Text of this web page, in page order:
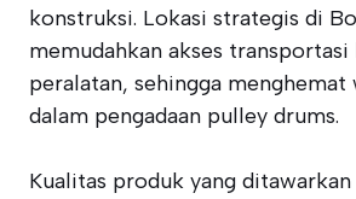
konstruksi. Lokasi strategis di
memudahkan akses transportasi
peralatan, sehingga menghemat
dalam pengadaan pulley drums.
Kualitas produk yang